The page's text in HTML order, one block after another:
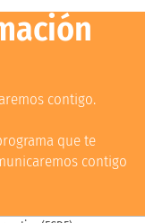
contigo.
que te
contigo